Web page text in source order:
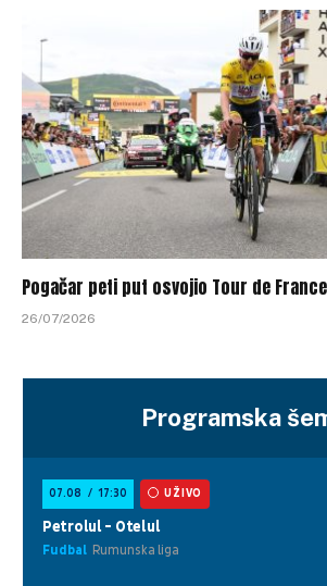
Pogačar peti put osvojio Tour de France
26/07/2026
Programska